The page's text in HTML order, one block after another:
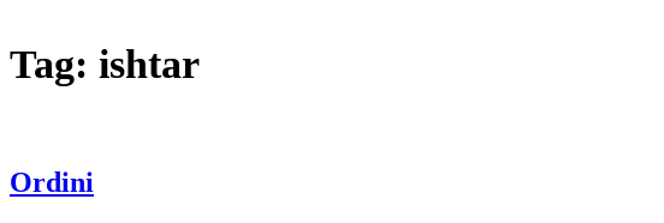
Tag: ishtar
Ordini